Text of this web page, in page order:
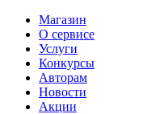
Магазин
О сервисе
Услуги
Конкурсы
Авторам
Новости
Акции